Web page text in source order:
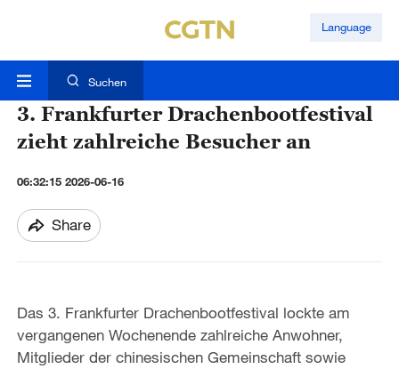
Language
Suchen
3. Frankfurter Drachenbootfestival
zieht zahlreiche Besucher an
06:32:15 2026-06-16
Share
Das 3. Frankfurter Drachenbootfestival lockte am
vergangenen Wochenende zahlreiche Anwohner,
Mitglieder der chinesischen Gemeinschaft sowie